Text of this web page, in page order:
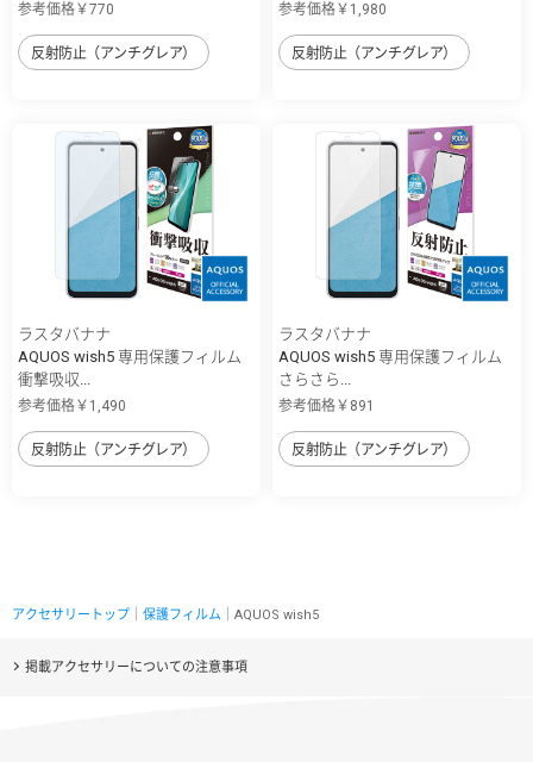
参考価格￥770
反射防止（アンチグレア）
参考価格￥1,980
反射防止（アンチグレア）
ラスタバナナ
AQUOS wish5 専用保護フィルム
衝撃吸収...
参考価格￥1,490
反射防止（アンチグレア）
ラスタバナナ
AQUOS wish5 専用保護フィルム
さらさら...
参考価格￥891
反射防止（アンチグレア）
アクセサリートップ 保護フィルム ｜AQUOS wish5
掲載アクセサリーについての注意事項